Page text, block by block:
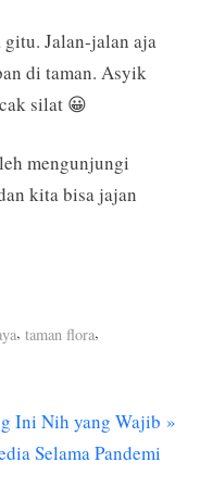
gitu. Jalan-jalan aja
di taman. Asyik
silat 😀
mengunjungi
kita bisa jajan
, taman flora,
Ini Nih yang Wajib
Selama Pandemi